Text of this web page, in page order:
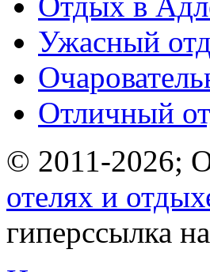
Ужасный
Отличный
© 2011-2026;
отелях и
гиперссылка